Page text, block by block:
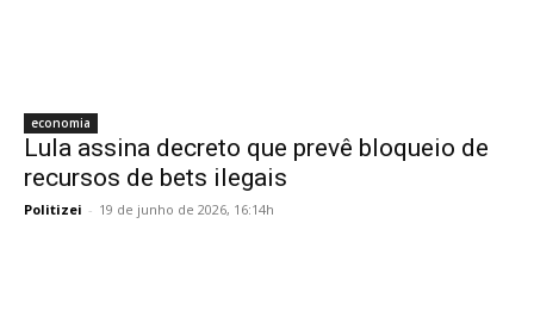
economia
Lula assina decreto que prevê bloqueio de
recursos de bets ilegais
Politizei - 19 de junho de 2026, 16:14h